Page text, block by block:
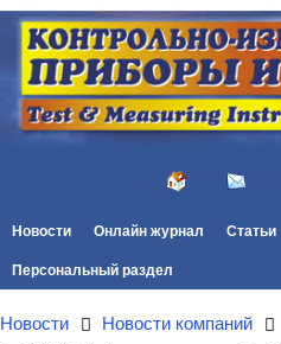
Новости Онлайн журнал Статьи
Персональный раздел
Новости Новости компаний